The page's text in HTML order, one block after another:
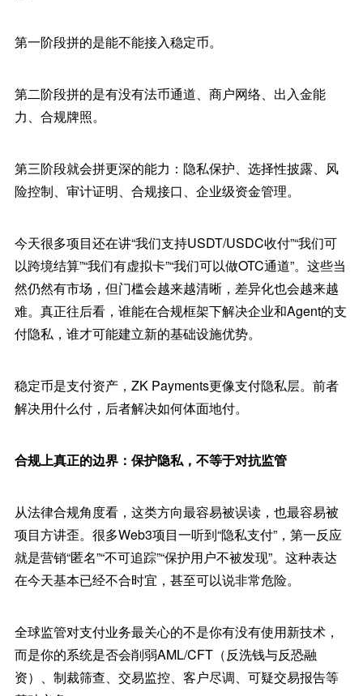
第一阶段拼的是能不能接入稳定币。
第二阶段拼的是有没有法币通道、商户网络、出入金能
力、合规牌照。
第三阶段就会拼更深的能力：隐私保护、选择性披露、风
险控制、审计证明、合规接口、企业级资金管理。
今天很多项目还在讲“我们支持USDT/USDC收付”“我们可
以跨境结算”“我们有虚拟卡”“我们可以做OTC通道”。这些当
然仍然有市场，但门槛会越来越清晰，差异化也会越来越
难。真正往后看，谁能在合规框架下解决企业和Agent的支
付隐私，谁才可能建立新的基础设施优势。
稳定币是支付资产，ZK Payments更像支付隐私层。前者
解决用什么付，后者解决如何体面地付。
合规上真正的边界：保护隐私，不等于对抗监管
从法律合规角度看，这类方向最容易被误读，也最容易被
项目方讲歪。很多Web3项目一听到“隐私支付”，第一反应
就是营销“匿名”“不可追踪”“保护用户不被发现”。这种表达
在今天基本已经不合时宜，甚至可以说非常危险。
全球监管对支付业务最关心的不是你有没有使用新技术，
而是你的系统是否会削弱AML/CFT（反洗钱与反恐融
资）、制裁筛查、交易监控、客户尽调、可疑交易报告等